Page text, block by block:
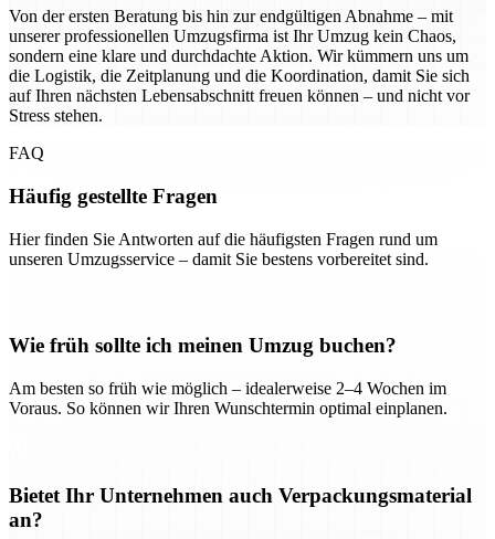
Von der ersten Beratung bis hin zur endgültigen Abnahme – mit
unserer professionellen Umzugsfirma ist Ihr Umzug kein Chaos,
sondern eine klare und durchdachte Aktion. Wir kümmern uns um
die Logistik, die Zeitplanung und die Koordination, damit Sie sich
auf Ihren nächsten Lebensabschnitt freuen können – und nicht vor
Stress stehen.
FAQ
Häufig gestellte Fragen
Hier finden Sie Antworten auf die häufigsten Fragen rund um
unseren Umzugsservice – damit Sie bestens vorbereitet sind.
Wie früh sollte ich meinen Umzug buchen?
Am besten so früh wie möglich – idealerweise 2–4 Wochen im
Voraus. So können wir Ihren Wunschtermin optimal einplanen.
Bietet Ihr Unternehmen auch Verpackungsmaterial
an?